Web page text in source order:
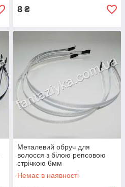
8 ₴
Металевий обруч для
волосся з білою репсовою
стрічкою 6мм
Немає в наявності